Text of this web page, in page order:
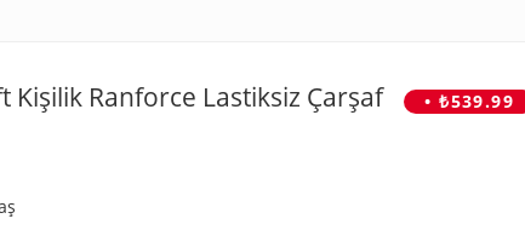
• ₺539.99
Ranforce Lastiksiz Çarşaf